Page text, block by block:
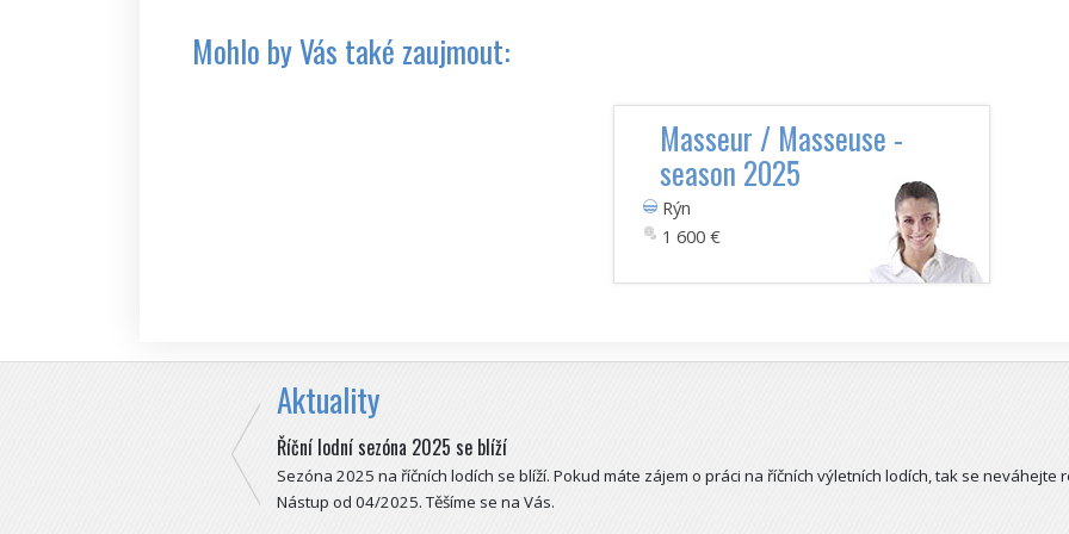
Mohlo by Vás také zaujmout:
Masseur / Masseuse -
season 2025
Rýn
1 600 €
Aktuality
Říční lodní sezóna 2025 se blíží
Sezóna 2025 na říčních lodích se blíží. Pokud máte zájem o práci na říčních výletních lodích, tak se neváhejte
Nástup od 04/2025. Těšíme se na Vás.